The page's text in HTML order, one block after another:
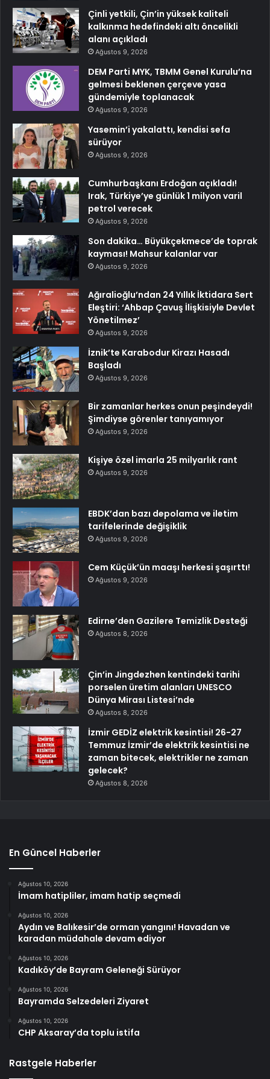
Çinli yetkili, Çin’in yüksek kaliteli
kalkınma hedefindeki altı öncelikli
alanı açıkladı
Ağustos 9, 2026
DEM Parti MYK, TBMM Genel Kurulu’na
gelmesi beklenen çerçeve yasa
gündemiyle toplanacak
Ağustos 9, 2026
Yasemin’i yakalattı, kendisi sefa
sürüyor
Ağustos 9, 2026
Cumhurbaşkanı Erdoğan açıkladı!
Irak, Türkiye’ye günlük 1 milyon varil
petrol verecek
Ağustos 9, 2026
Son dakika… Büyükçekmece’de toprak
kayması! Mahsur kalanlar var
Ağustos 9, 2026
Ağıralioğlu’ndan 24 Yıllık İktidara Sert
Eleştiri: ‘Ahbap Çavuş İlişkisiyle Devlet
Yönetilmez’
Ağustos 9, 2026
İznik’te Karabodur Kirazı Hasadı
Başladı
Ağustos 9, 2026
Bir zamanlar herkes onun peşindeydi!
Şimdiyse görenler tanıyamıyor
Ağustos 9, 2026
Kişiye özel imarla 25 milyarlık rant
Ağustos 9, 2026
EBDK’dan bazı depolama ve iletim
tarifelerinde değişiklik
Ağustos 9, 2026
Cem Küçük’ün maaşı herkesi şaşırttı!
Ağustos 9, 2026
Edirne’den Gazilere Temizlik Desteği
Ağustos 8, 2026
Çin’in Jingdezhen kentindeki tarihi
porselen üretim alanları UNESCO
Dünya Mirası Listesi’nde
Ağustos 8, 2026
İzmir GEDİZ elektrik kesintisi! 26-27
Temmuz İzmir’de elektrik kesintisi ne
zaman bitecek, elektrikler ne zaman
gelecek?
Ağustos 8, 2026
En Güncel Haberler
Ağustos 10, 2026
İmam hatipliler, imam hatip seçmedi
Ağustos 10, 2026
Aydın ve Balıkesir’de orman yangını! Havadan ve
karadan müdahale devam ediyor
Ağustos 10, 2026
Kadıköy’de Bayram Geleneği Sürüyor
Ağustos 10, 2026
Bayramda Selzedeleri Ziyaret
Ağustos 10, 2026
CHP Aksaray’da toplu istifa
Rastgele Haberler